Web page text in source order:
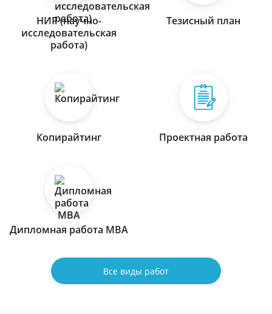
НИР (научно-
исследовательская
работа)
Тезисный план
Копирайтинг Проектная работа
Дипломная работа МВА
Все виды работ